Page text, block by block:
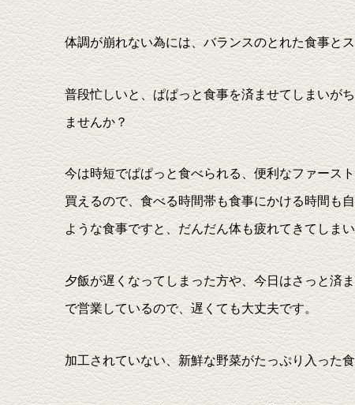
体調が崩れない為には、バランスのとれた食事と
普段忙しいと、ぱぱっと食事を済ませてしまいが
ませんか？
今は時短でぱぱっと食べられる、便利なファース
買えるので、食べる時間帯も食事にかける時間も
ような食事ですと、だんだん体も疲れてきてしま
夕飯が遅くなってしまった方や、今日はさっと済
で営業しているので、遅くても大丈夫です。
加工されていない、新鮮な野菜がたっぷり入った